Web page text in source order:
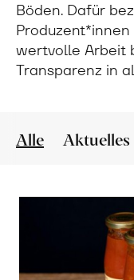
Böden. Dafür
wertvolle Arbeit
Transparenz in
Alle Aktuelles